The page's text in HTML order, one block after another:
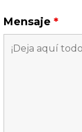
Mensaje *